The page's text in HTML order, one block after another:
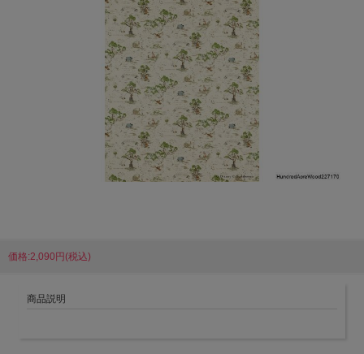
価格:2,090円(税込)
商品説明